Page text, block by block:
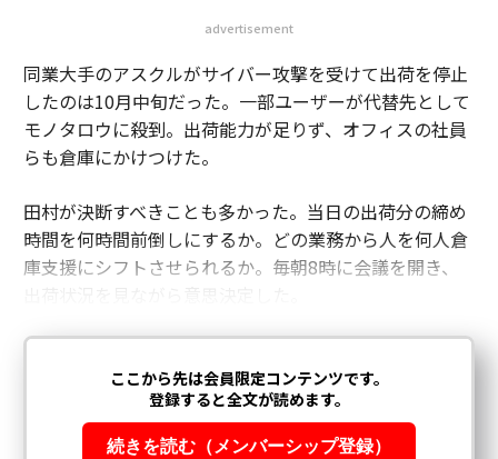
advertisement
同業大手のアスクルがサイバー攻撃を受けて出荷を停止
したのは10月中旬だった。一部ユーザーが代替先として
モノタロウに殺到。出荷能力が足りず、オフィスの社員
らも倉庫にかけつけた。
田村が決断すべきことも多かった。当日の出荷分の締め
時間を何時間前倒しにするか。どの業務から人を何人倉
庫支援にシフトさせられるか。毎朝8時に会議を開き、